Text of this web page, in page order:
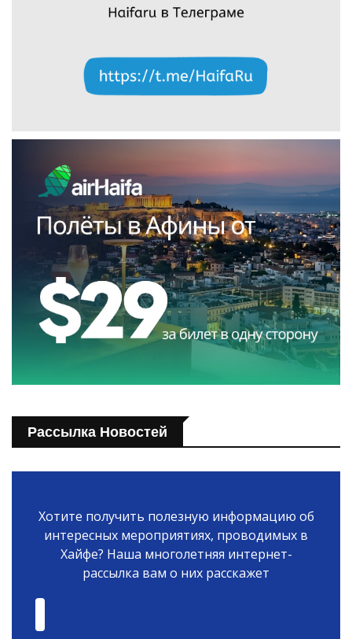
Рассылка Новостей
Хотите получить полезную информацию об
интересных мероприятиях, проводимых в
Хайфе? Наша многолетняя интернет-
рассылка вам о них расскажет